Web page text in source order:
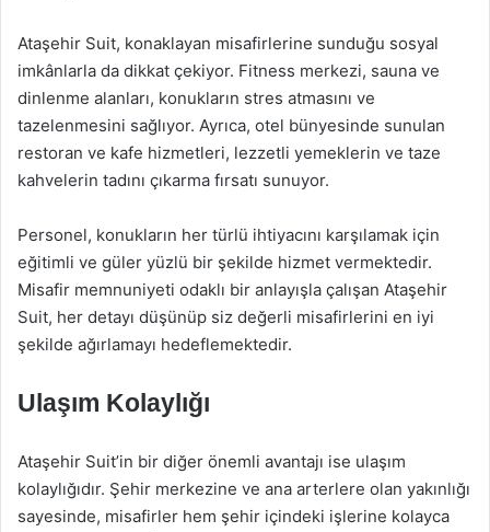
Ataşehir Suit, konaklayan misafirlerine sunduğu sosyal
imkânlarla da dikkat çekiyor. Fitness merkezi, sauna ve
dinlenme alanları, konukların stres atmasını ve
tazelenmesini sağlıyor. Ayrıca, otel bünyesinde sunulan
restoran ve kafe hizmetleri, lezzetli yemeklerin ve taze
kahvelerin tadını çıkarma fırsatı sunuyor.
Personel, konukların her türlü ihtiyacını karşılamak için
eğitimli ve güler yüzlü bir şekilde hizmet vermektedir.
Misafir memnuniyeti odaklı bir anlayışla çalışan Ataşehir
Suit, her detayı düşünüp siz değerli misafirlerini en iyi
şekilde ağırlamayı hedeflemektedir.
Ulaşım Kolaylığı
Ataşehir Suit’in bir diğer önemli avantajı ise ulaşım
kolaylığıdır. Şehir merkezine ve ana arterlere olan yakınlığı
sayesinde, misafirler hem şehir içindeki işlerine kolayca